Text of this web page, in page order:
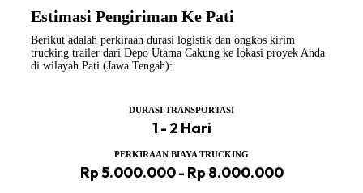
Estimasi Pengiriman Ke Pati
Berikut adalah perkiraan durasi logistik dan ongkos kirim
trucking trailer dari Depo Utama Cakung ke lokasi proyek Anda
di wilayah Pati (Jawa Tengah):
DURASI TRANSPORTASI
1 - 2 Hari
PERKIRAAN BIAYA TRUCKING
Rp 5.000.000 - Rp 8.000.000